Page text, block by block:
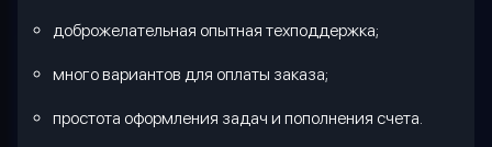
доброжелательная опытная техподдержка;
много вариантов для оплаты заказа;
простота оформления задач и пополнения счета.